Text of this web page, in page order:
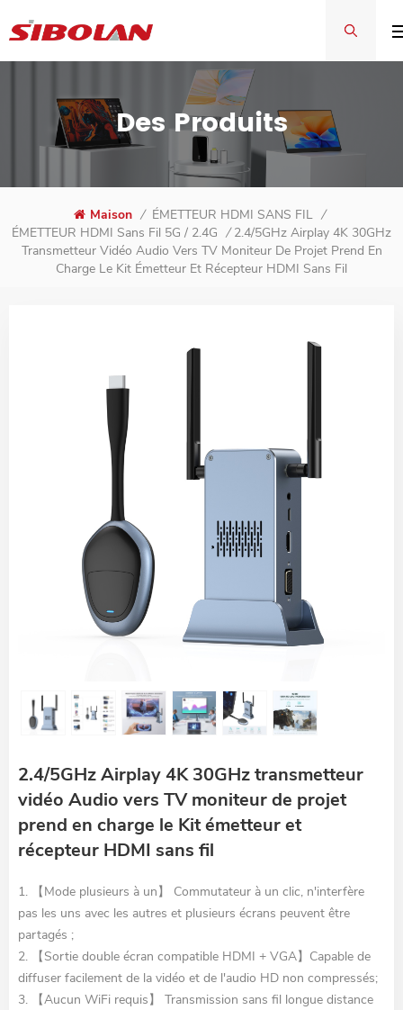
Des Produits
Maison / ÉMETTEUR HDMI SANS FIL /
ÉMETTEUR HDMI Sans Fil 5G / 2.4G / 2.4/5GHz Airplay 4K 30GHz
Transmetteur Vidéo Audio Vers TV Moniteur De Projet Prend En
Charge Le Kit Émetteur Et Récepteur HDMI Sans Fil
2.4/5GHz Airplay 4K 30GHz transmetteur
vidéo Audio vers TV moniteur de projet
prend en charge le Kit émetteur et
récepteur HDMI sans fil
1. 【Mode plusieurs à un】 Commutateur à un clic, n'interfère
pas les uns avec les autres et plusieurs écrans peuvent être
partagés ;
2. 【Sortie double écran compatible HDMI + VGA】Capable de
diffuser facilement de la vidéo et de l'audio HD non compressés;
3. 【Aucun WiFi requis】 Transmission sans fil longue distance